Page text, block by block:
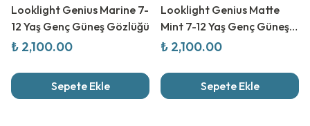
Looklight Genius Marine 7-
12 Yaş Genç Güneş Gözlüğü
₺ 2,100.00
Sepete Ekle
Looklight Genius Matte
Mint 7-12 Yaş Genç Güneş
Gözlüğü
₺ 2,100.00
Sepete Ekle